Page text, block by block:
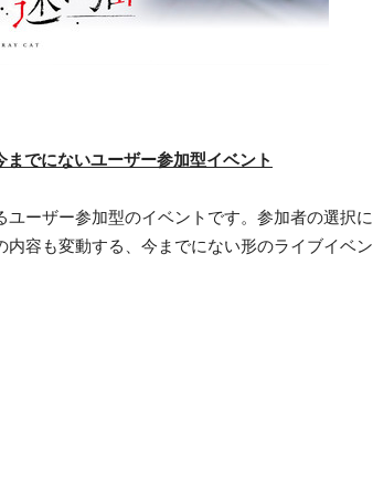
でにないユーザー参加型イベント
ーザー参加型のイベントです。参加者の選択に
容も変動する、今までにない形のライブイベン